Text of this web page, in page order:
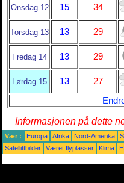
Onsdag 12 15 34
Torsdag 13 13 29
Fredag 14 13 29
Lørdag 15 13
27
Informasjonen på dette
Vær : Europa Afrika Nord-Amerika
Satellittbilder
Været flyplasser Klima